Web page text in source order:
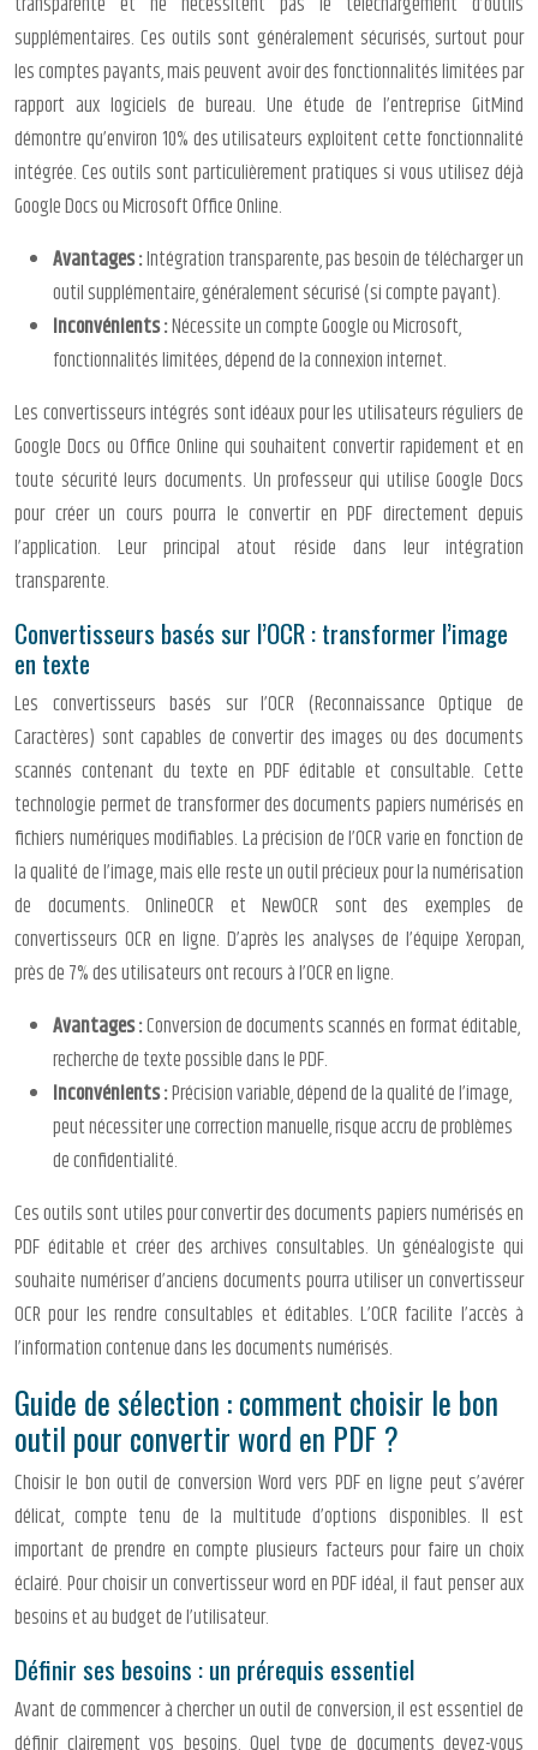
supplémentaires. Ces outils sont généralement sécurisés, surtout pour
les comptes payants, mais peuvent avoir des fonctionnalités limitées par
rapport aux logiciels de bureau. Une étude de l’entreprise GitMind
démontre qu’environ 10% des utilisateurs exploitent cette fonctionnalité
intégrée. Ces outils sont particulièrement pratiques si vous utilisez déjà
Google Docs ou Microsoft Office Online.
Avantages :Intégration transparente, pas besoin de télécharger un
outil supplémentaire, généralement sécurisé (si compte payant).
Inconvénients :Nécessite un compte Google ou Microsoft,
fonctionnalités limitées, dépend de la connexion internet.
Les convertisseurs intégrés sont idéaux pour les utilisateurs réguliers de
Google Docs ou Office Online qui souhaitent convertir rapidement et en
toute sécurité leurs documents. Un professeur qui utilise Google Docs
pour créer un cours pourra le convertir en PDF directement depuis
l’application. Leur principal atout réside dans leur intégration
transparente.
Convertisseurs basés sur l’OCR : transformer l’image
en texte
Les convertisseurs basés sur l’OCR (Reconnaissance Optique de
Caractères) sont capables de convertir des images ou des documents
scannés contenant du texte en PDF éditable et consultable. Cette
technologie permet de transformer des documents papiers numérisés en
fichiers numériques modifiables. La précision de l’OCR varie en fonction de
la qualité de l’image, mais elle reste un outil précieux pour la numérisation
de documents. OnlineOCR et NewOCR sont des exemples de
convertisseurs OCR en ligne. D’après les analyses de l’équipe Xeropan,
près de 7% des utilisateurs ont recours à l’OCR en ligne.
Avantages :Conversion de documents scannés en format éditable,
recherche de texte possible dans le PDF.
Inconvénients :Précision variable, dépend de la qualité de l’image,
peut nécessiter une correction manuelle, risque accru de problèmes
de confidentialité.
Ces outils sont utiles pour convertir des documents papiers numérisés en
PDF éditable et créer des archives consultables. Un généalogiste qui
souhaite numériser d’anciens documents pourra utiliser un convertisseur
OCR pour les rendre consultables et éditables. L’OCR facilite l’accès à
l’information contenue dans les documents numérisés.
Guide de sélection : comment choisir le bon
outil pour convertir word en PDF ?
Choisir le bon outil de conversion Word vers PDF en ligne peut s’avérer
délicat, compte tenu de la multitude d’options disponibles. Il est
important de prendre en compte plusieurs facteurs pour faire un choix
éclairé. Pour choisir un convertisseur word en PDF idéal, il faut penser aux
besoins et au budget de l’utilisateur.
Définir ses besoins : un prérequis essentiel
Avant de commencer à chercher un outil de conversion, il est essentiel de